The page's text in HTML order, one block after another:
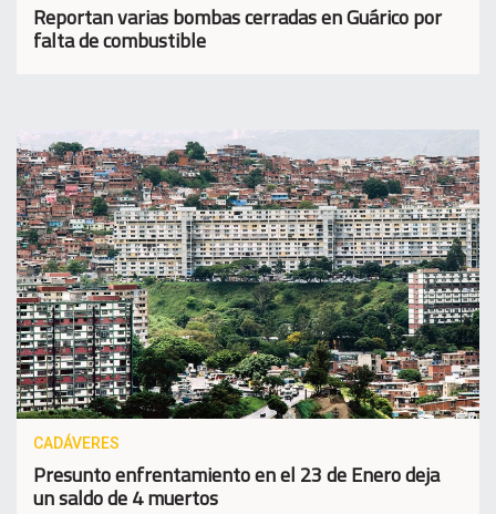
Reportan varias bombas cerradas en Guárico por
falta de combustible
CADÁVERES
Presunto enfrentamiento en el 23 de Enero deja
un saldo de 4 muertos